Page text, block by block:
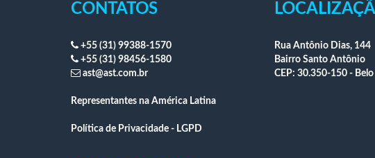
CONTATOS
+55 (31) 99388-1570
+55 (31) 98456-1580
ast@ast.com.br
Representantes na América Latina
Política de Privacidade - LGPD
Rua Antônio Dias, 144
Bairro Santo Antônio
CEP: 30.350-150 -